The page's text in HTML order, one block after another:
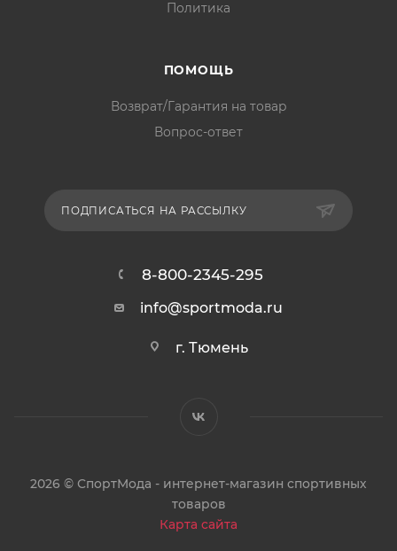
Политика
ПОМОЩЬ
Возврат/Гарантия на товар
Вопрос-ответ
ПОДПИСАТЬСЯ НА РАССЫЛКУ
8-800-2345-295
info@sportmoda.ru
г. Тюмень
2026 © СпортМода - интернет-магазин спортивных
товаров
Карта сайта